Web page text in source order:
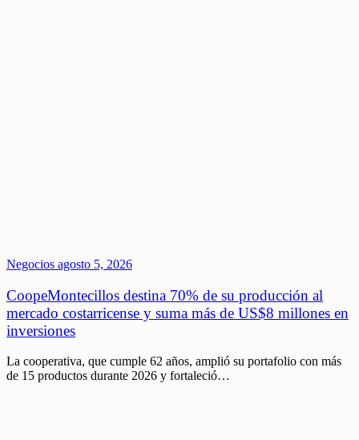
Negocios agosto 5, 2026
CoopeMontecillos destina 70% de su producción al
mercado costarricense y suma más de US$8 millones en
inversiones
La cooperativa, que cumple 62 años, amplió su portafolio con más
de 15 productos durante 2026 y fortaleció…